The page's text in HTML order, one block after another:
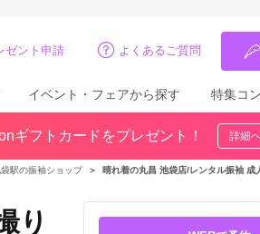
ゼント申請 よくあるご質問
イベント・フェアから探す 特集コ
ギフトカードをプレゼント！ 詳細
駅の振袖ショップ ＞ 晴れ着の丸昌 池袋店/レンタル振袖 成
り